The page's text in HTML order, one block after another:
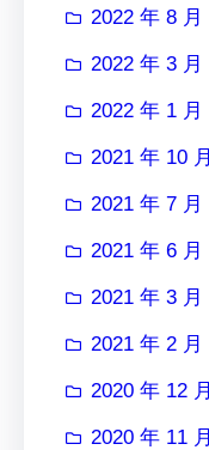
2022 年 8 月
2022 年 3 月
2022 年 1 月
2021 年 10 月
2021 年 7 月
2021 年 6 月
2021 年 3 月
2021 年 2 月
2020 年 12 月
2020 年 11 月